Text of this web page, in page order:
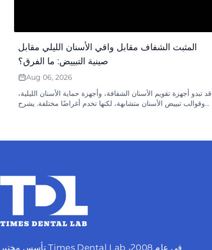
المثبت الشفاف مقابل واقي الأسنان الليلي مقابل
صينية التبييض: ما الفرق؟
Aug 06, 2026
قد تبدو أجهزة تقويم الأسنان الشفافة، وأجهزة حماية الأسنان الليلية،
وقوالب تبييض الأسنان متشابهة، لكنها تخدم أغراضًا مختلفة. يشرح
تأسس مختبر Times Dental Lab في عام 2008،